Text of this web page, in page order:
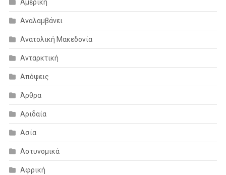
Αμερική
Αναλαμβάνει
Ανατολική Μακεδονία
Ανταρκτική
Απόψεις
Άρθρα
Αριδαία
Ασία
Αστυνομικά
Αφρική